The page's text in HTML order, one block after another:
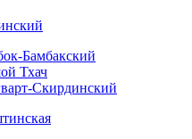
Бамбакский
Тхач
Скирдинский